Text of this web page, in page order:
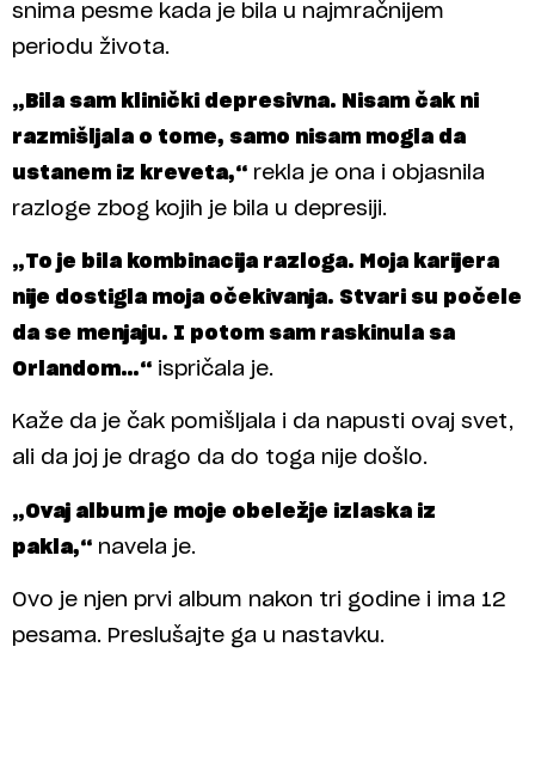
snima pesme kada je bila u najmračnijem
periodu života.
„Bila sam klinički depresivna. Nisam čak ni
razmišljala o tome, samo nisam mogla da
ustanem iz kreveta,“ rekla je ona i objasnila
razloge zbog kojih je bila u depresiji.
„To je bila kombinacija razloga. Moja karijera
nije dostigla moja očekivanja. Stvari su počele
da se menjaju. I potom sam raskinula sa
Orlandom…“ ispričala je.
Kaže da je čak pomišljala i da napusti ovaj svet,
ali da joj je drago da do toga nije došlo.
„Ovaj album je moje obeležje izlaska iz
pakla,“ navela je.
Ovo je njen prvi album nakon tri godine i ima 12
pesama. Preslušajte ga u nastavku.